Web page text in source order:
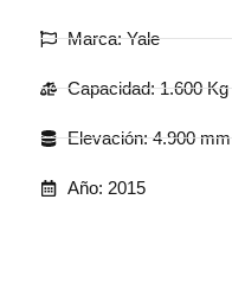
Marca: Yale
Capacidad: 1.600 Kg
Elevación: 4.900 mm
Año: 2015